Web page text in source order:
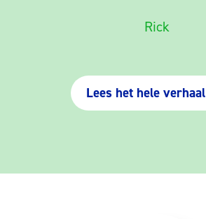
Rick
Lees het hele verhaal